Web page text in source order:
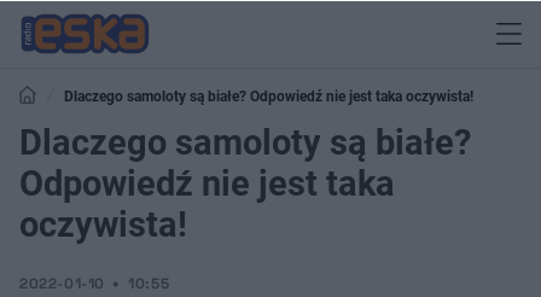
Dlaczego samoloty są białe? Odpowiedź nie jest taka oczywista!
Dlaczego samoloty są białe?
Odpowiedź nie jest taka
oczywista!
2022-01-10 10:55